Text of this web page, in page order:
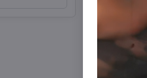
Damen